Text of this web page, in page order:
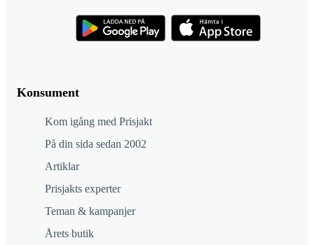
Konsument
Kom igång med Prisjakt
På din sida sedan 2002
Artiklar
Prisjakts experter
Teman & kampanjer
Årets butik